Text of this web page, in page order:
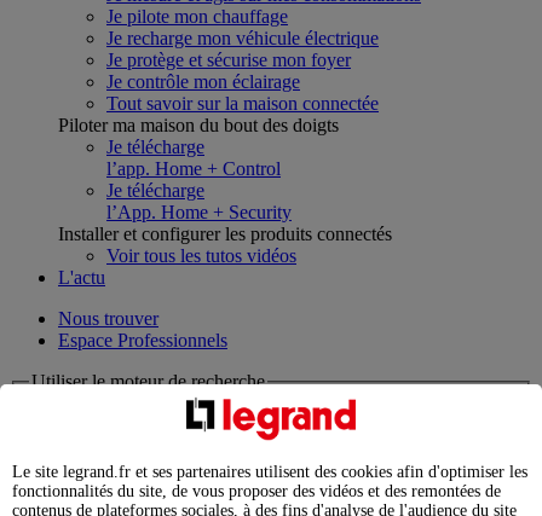
Je pilote mon chauffage
Je recharge mon véhicule électrique
Je protège et sécurise mon foyer
Je contrôle mon éclairage
Tout savoir sur la maison connectée
Piloter ma maison du bout des doigts
Je télécharge
l’app. Home + Control
Je télécharge
l’App. Home + Security
Installer et configurer les produits connectés
Voir tous les tutos vidéos
L'actu
Nous trouver
Espace Professionnels
Utiliser le moteur de recherche
chargement en cours...
Nous n'avons pas pu charger les résultats de votre recherche
Le site legrand.fr et ses partenaires utilisent des cookies afin d'optimiser les
fonctionnalités du site, de vous proposer des vidéos et des remontées de
contenus de plateformes sociales, à des fins d'analyse de l'audience du site